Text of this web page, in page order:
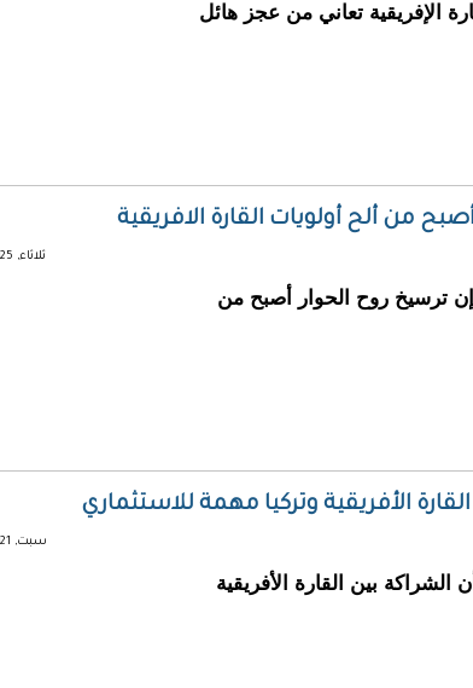
الإفريقية تعاني من عجز هائل
من ألح أولويات القارة الافريقية
ثلاثاء, 21/01/2025 - 16:40
ترسيخ روح الحوار أصبح من
الأفريقية وتركيا مهمة للاستثماري
سبت, 18/12/2021 - 15:51
بين القارة الأفريقية